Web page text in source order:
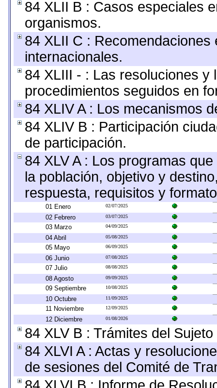
84 XLII B : Casos especiales
organismos.
84 XLII C :
internacionales.
84 XLIII - : Las resoluciones
procedimientos seguidos en
84 XLIV A : Los mecanismos
84 XLIV B : Participación
de participación.
84 XLV A : Los programas
la población, objetivo y
respuesta, requisitos y
01 Enero 02/07/2025
02 Febrero 03/07/2025
03 Marzo 04/09/2025
04 Abril 05/08/2025
05 Mayo 06/09/2025
06 Junio 07/08/2025
07 Julio 08/08/2025
08 Agosto 09/09/2025
09 Septiembre 10/08/2025
10 Octubre 11/09/2025
11 Noviembre 12/09/2025
12 Diciembre 01/08/2026
84 XLV B : Trámites del
84 XLVI A : Actas y
de sesiones del Comité de